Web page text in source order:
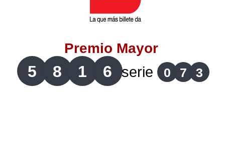
Lotería de Medellín
Lotería de Santander
Lotería del Cauca
Premio Mayor
5 8 1 6 serie 0 7 3